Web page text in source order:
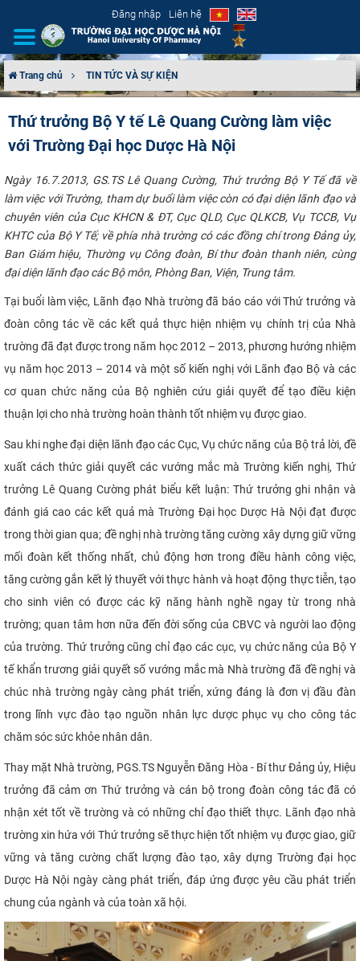
Đăng nhập Liên hệ
CƠ CẤU TỔ CHỨC
TUYỂN SINH
ĐÀO TẠO
ĐẢM BẢO CHẤT LƯỢNG
KHOA HỌC CÔNG NGHỆ
HTQT
CỰU NGƯỜI HỌC
Trang chủ TIN TỨC VÀ SỰ KIỆN
Thứ trưởng Bộ Y tế Lê Quang Cường làm việc
với Trường Đại học Dược Hà Nội
Ngày 16.7.2013, GS.TS Lê Quang Cường, Thứ trưởng Bộ Y Tế đã về
làm việc với Trường, tham dự buổi làm việc còn có đại diện lãnh đạo và
chuyên viên của Cục KHCN & ĐT, Cục QLD, Cục QLKCB, Vụ TCCB, Vụ
KHTC của Bộ Y Tế; về phía nhà trường có các đồng chí trong Đảng ủy,
Ban Giám hiệu, Thường vụ Công đoàn, Bí thư đoàn thanh niên, cùng
đại diện lãnh đạo các Bộ môn, Phòng Ban, Viện, Trung tâm.
Tại buổi làm việc, Lãnh đạo Nhà trường đã báo cáo với Thứ trưởng và
đoàn công tác về các kết quả thực hiện nhiệm vụ chính trị của Nhà
trường đã đạt được trong năm học 2012 – 2013, phương hướng nhiệm
vụ năm học 2013 – 2014 và một số kiến nghị với Lãnh đạo Bộ và các
cơ quan chức năng của Bộ nghiên cứu giải quyết để tạo điều kiện
thuận lợi cho nhà trường hoàn thành tốt nhiệm vụ được giao.
Sau khi nghe đại diện lãnh đạo các Cục, Vụ chức năng của Bộ trả lời, đề
xuất cách thức giải quyết các vướng mắc mà Trường kiến nghị, Thứ
trưởng Lê Quang Cường phát biểu kết luận: Thứ trưởng ghi nhận và
đánh giá cao các kết quả mà Trường Đại học Dược Hà Nội đạt được
trong thời gian qua; đề nghị nhà trường tăng cường xây dựng giữ vững
mối đoàn kết thống nhất, chủ động hơn trong điều hành công việc,
tăng cường gắn kết lý thuyết với thực hành và hoạt động thực tiễn, tạo
cho sinh viên có được các kỹ năng hành nghề ngay từ trong nhà
trường; quan tâm hơn nữa đến đời sống của CBVC và người lao động
của trường. Thứ trưởng cũng chỉ đạo các cục, vụ chức năng của Bộ Y
tế khẩn trương giải quyết số vướng mắc mà Nhà trường đã đề nghị và
chúc nhà trường ngày càng phát triển, xứng đáng là đơn vị đầu đàn
trong lĩnh vực đào tạo nguồn nhân lực dược phục vụ cho công tác
chăm sóc sức khỏe nhân dân.
Thay mặt Nhà trường, PGS.TS Nguyễn Đăng Hòa - Bí thư Đảng ủy, Hiệu
trưởng đã cảm ơn Thứ trưởng và cán bộ trong đoàn công tác đã có
nhận xét tốt về trường và có những chỉ đạo thiết thực. Lãnh đạo nhà
trường xin hứa với Thứ trưởng sẽ thực hiện tốt nhiệm vụ được giao, giữ
vững và tăng cường chất lượng đào tạo, xây dựng Trường đại học
Dược Hà Nội ngày càng phát triển, đáp ứng được yêu cầu phát triển
chung của ngành và của toàn xã hội.